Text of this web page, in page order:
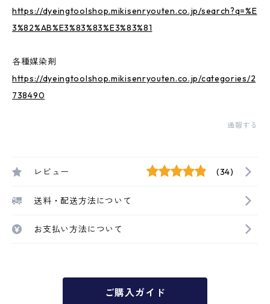
https://dyeingtoolshop.mikisenryouten.co.jp/search?q=%E
3%82%AB%E3%83%83%E3%83%81
各種媒染剤
https://dyeingtoolshop.mikisenryouten.co.jp/categories/2
738490
通報する
レビュー (34)
送料・配送方法について
お支払い方法について
ご購入ガイド